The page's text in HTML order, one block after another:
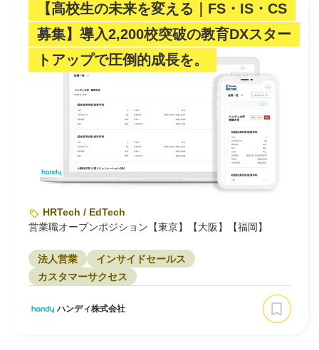
【高校生の未来を変える｜FS・IS・CS
募集】導入2,200校突破の教育DXスター
トアップで圧倒的成長を。
HRTech / EdTech
営業職オープンポジション【東京】【大阪】【福岡】
法人営業
インサイドセールス
カスタマーサクセス
ハンディ株式会社